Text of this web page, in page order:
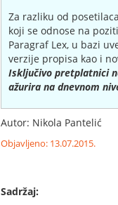
Za razliku od
koji se odnose na
Paragraf Lex, u bazi
verzije propisa kao i
Isključivo pretplatnici
ažurira na dnevnom
Autor: Nikola Pantelić
Objavljeno: 13.07.2015.
Sadržaj: